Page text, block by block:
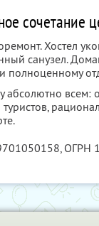
сочетание
Хостел
санузел.
полноценному
абсолютно всем:
, ОГРН